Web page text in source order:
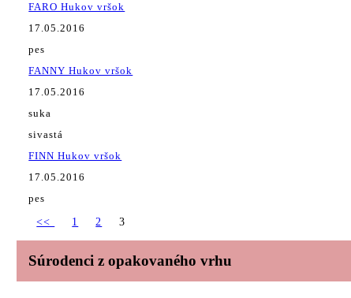
FARO Hukov vršok
17.05.2016
pes
FANNY Hukov vršok
17.05.2016
suka
sivastá
FINN Hukov vršok
17.05.2016
pes
<<
1 2 3
Súrodenci z opakovaného vrhu